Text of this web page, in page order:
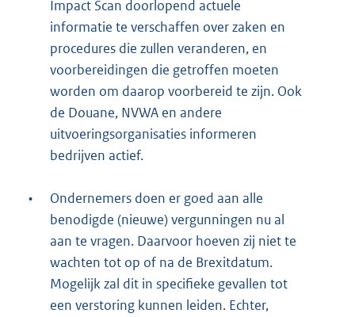
Impact Scan doorlopend actuele
informatie te verschaffen over zaken en
procedures die zullen veranderen, en
voorbereidingen die getroffen moeten
worden om daarop voorbereid te zijn. Ook
de Douane, NVWA en andere
uitvoeringsorganisaties informeren
bedrijven actief.
•
Ondernemers doen er goed aan alle
benodigde (nieuwe) vergunningen nu al
aan te vragen. Daarvoor hoeven zij niet te
wachten tot op of na de Brexitdatum.
Mogelijk zal dit in specifieke gevallen tot
een verstoring kunnen leiden. Echter,